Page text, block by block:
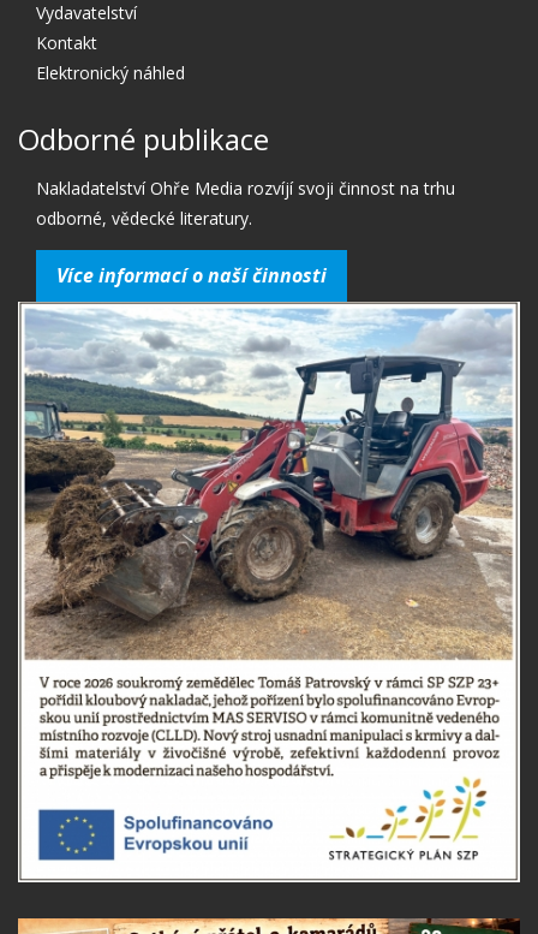
Vydavatelství
Kontakt
Elektronický náhled
Odborné publikace
Nakladatelství Ohře Media rozvíjí svoji činnost na trhu
odborné, vědecké literatury.
Více informací o naší činnosti